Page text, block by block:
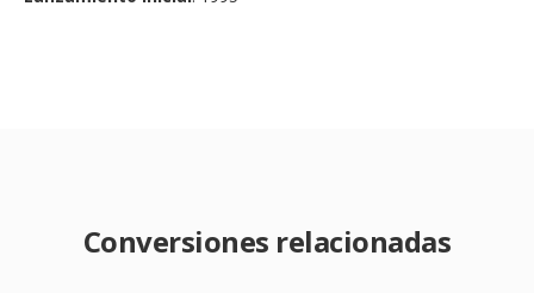
Conversiones relacionadas